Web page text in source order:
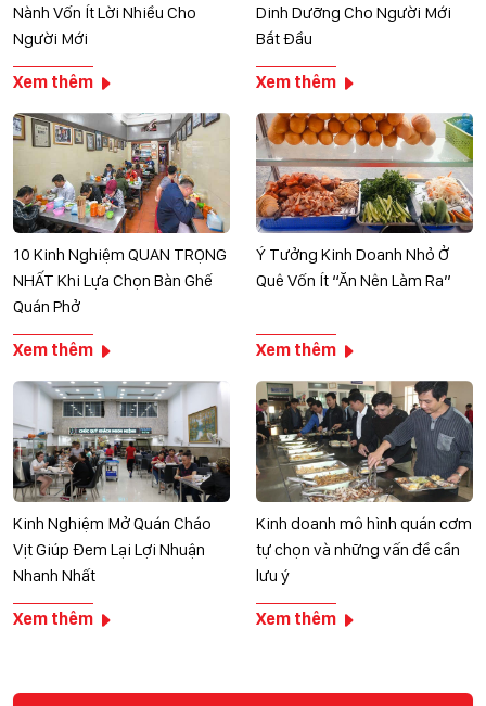
Nành Vốn Ít Lời Nhiều Cho
Người Mới
Xem thêm
Dinh Dưỡng Cho Người Mới
Bắt Đầu
Xem thêm
10 Kinh Nghiệm QUAN TRỌNG
NHẤT Khi Lựa Chọn Bàn Ghế
Quán Phở
Xem thêm
Ý Tưởng Kinh Doanh Nhỏ Ở
Quê Vốn Ít “Ăn Nên Làm Ra”
Xem thêm
Kinh Nghiệm Mở Quán Cháo
Vịt Giúp Đem Lại Lợi Nhuận
Nhanh Nhất
Xem thêm
Kinh doanh mô hình quán cơm
tự chọn và những vấn đề cần
lưu ý
Xem thêm